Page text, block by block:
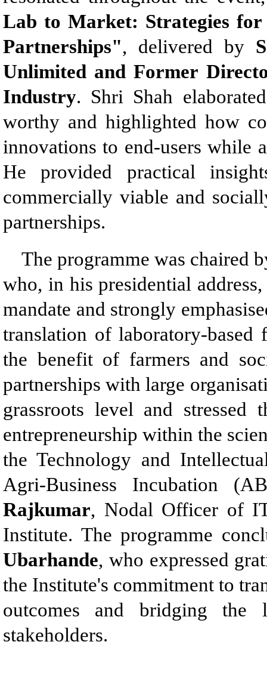
Lab to Market: Strategies for
Partnerships", delivered by
Unlimited and Former
Industry. Shri Shah
worthy and highlighted how
innovations to end-users while
He provided practical
commercially viable and
partnerships.
The programme was chaired
who, in his presidential
mandate and strongly
translation of laboratory-
the benefit of farmers and
partnerships with large
grassroots level and
entrepreneurship within the
the Technology and
Agri-Business Incubation
Rajkumar, Nodal Officer of
Institute. The programme
Ubarhande, who expressed
the Institute's commitment to
outcomes and bridging the
stakeholders.